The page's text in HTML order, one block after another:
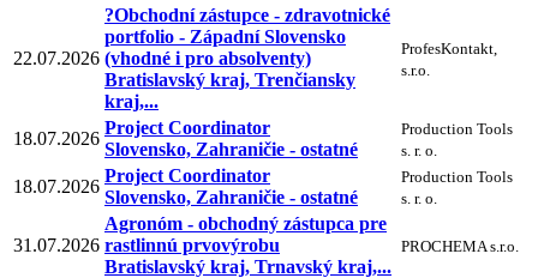
22.07.2026
?Obchodní zástupce - zdravotnické
portfolio - Západní Slovensko
(vhodné i pro absolventy)
Bratislavský kraj, Trenčiansky
kraj,...
ProfesKontakt,
s.r.o.
18.07.2026
Project Coordinator
Slovensko, Zahraničie - ostatné
Production Tools
s. r. o.
18.07.2026
Project Coordinator
Slovensko, Zahraničie - ostatné
Production Tools
s. r. o.
31.07.2026
Agronóm - obchodný zástupca pre
rastlinnú prvovýrobu
Bratislavský kraj, Trnavský kraj,...
PROCHEMA s.r.o.